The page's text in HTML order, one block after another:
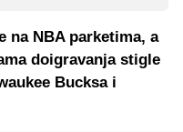
na NBA parketima, a
doigravanja stigle
Bucksa i